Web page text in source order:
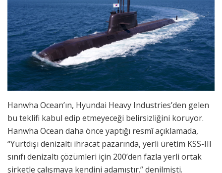
Hanwha Ocean’ın, Hyundai Heavy Industries’den gelen
bu teklifi kabul edip etmeyeceği belirsizliğini koruyor.
Hanwha Ocean daha önce yaptığı resmî açıklamada,
“Yurtdışı denizaltı ihracat pazarında, yerli üretim KSS-III
sınıfı denizaltı çözümleri için 200’den fazla yerli ortak
şirketle çalışmaya kendini adamıştır.” denilmişti.